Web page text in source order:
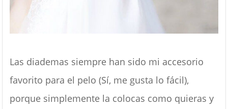
Las diademas siempre han sido mi accesorio
favorito para el pelo (Sí, me gusta lo fácil),
porque simplemente la colocas como quieras y